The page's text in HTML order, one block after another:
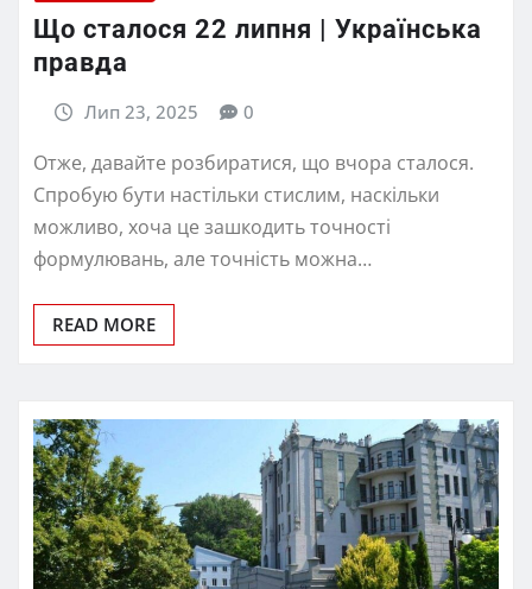
Що сталося 22 липня | Українська
правда
Лип 23, 2025 0
Отже, давайте розбиратися, що вчора сталося.
Спробую бути настільки стислим, наскільки
можливо, хоча це зашкодить точності
формулювань, але точність можна…
READ MORE